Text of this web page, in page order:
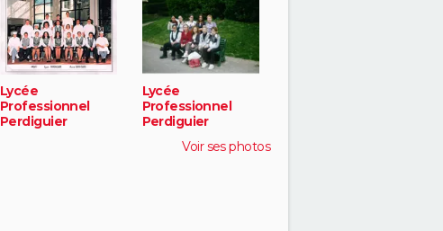
Lycée
Professionnel
Perdiguier
Lycée
Professionnel
Perdiguier
Voir ses photos